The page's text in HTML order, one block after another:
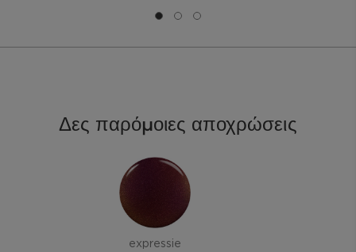
Μετάβαση σε διαφάνεια 0
Μετάβαση σε διαφάνεια 1
Μετάβαση σε διαφάνεια 2
Δες παρόμοιες αποχρώσεις
expressie